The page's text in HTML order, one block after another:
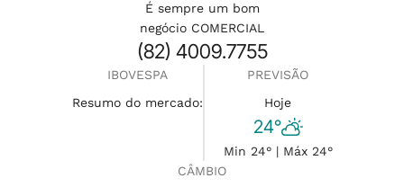
É sempre um bom
negócio COMERCIAL
(82) 4009.7755
IBOVESPA
Resumo do mercado:
PREVISÃO
Hoje
24°
Min 24° | Máx 24°
CÂMBIO